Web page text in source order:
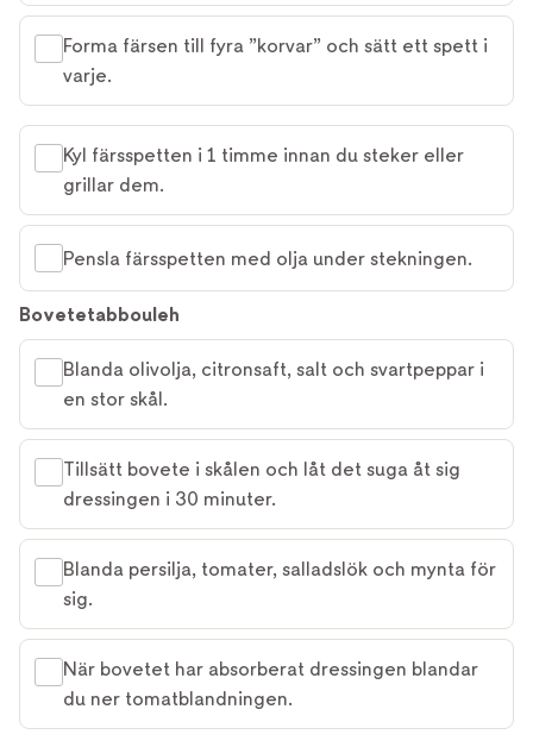
Forma färsen till fyra ”korvar” och sätt ett spett i
varje.
Kyl färsspetten i 1 timme innan du steker eller
grillar dem.
Pensla färsspetten med olja under stekningen.
Bovetetabbouleh
Blanda olivolja, citronsaft, salt och svartpeppar i
en stor skål.
Tillsätt bovete i skålen och låt det suga åt sig
dressingen i 30 minuter.
Blanda persilja, tomater, salladslök och mynta för
sig.
När bovetet har absorberat dressingen blandar
du ner tomatblandningen.